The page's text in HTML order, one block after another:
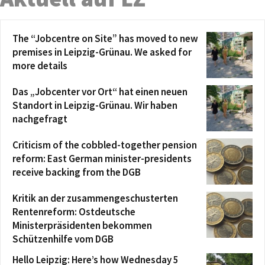
The “Jobcentre on Site” has moved to new
premises in Leipzig-Grünau. We asked for
more details
Das „Jobcenter vor Ort“ hat einen neuen
Standort in Leipzig-Grünau. Wir haben
nachgefragt
Criticism of the cobbled-together pension
reform: East German minister-presidents
receive backing from the DGB
Kritik an der zusammengeschusterten
Rentenreform: Ostdeutsche
Ministerpräsidenten bekommen
Schützenhilfe vom DGB
Hello Leipzig: Here’s how Wednesday 5